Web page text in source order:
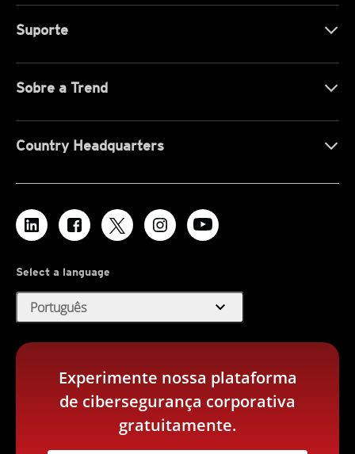
Suporte
Sobre a Trend
Country Headquarters
Select a language
Português expand_more
Experimente nossa plataforma
de cibersegurança corporativa
gratuitamente.